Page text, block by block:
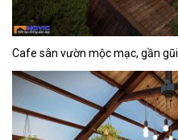
Cafe sân vườn mộc mạc, gần gũi